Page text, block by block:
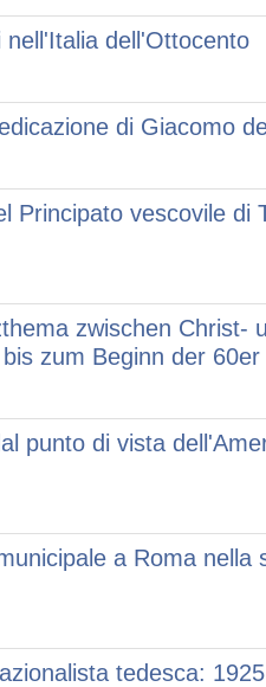
dell'Ottocento
di Giacomo
Principato vescovile
zwischen Christ-
zum Beginn der
punto di vista
a Roma
tedesca: